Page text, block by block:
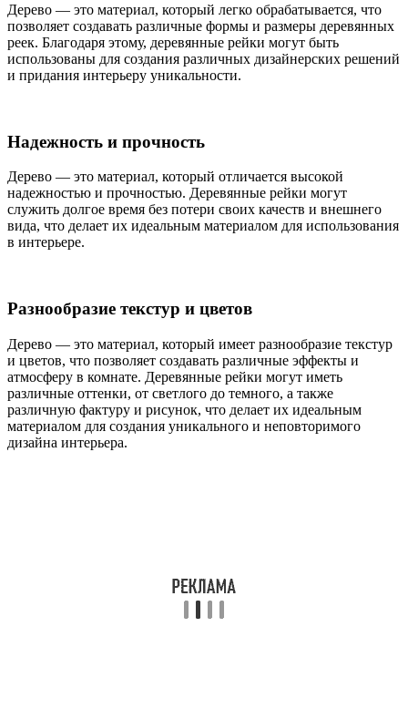
Дерево — это материал, который легко обрабатывается, что
позволяет создавать различные формы и размеры деревянных
реек. Благодаря этому, деревянные рейки могут быть
использованы для создания различных дизайнерских решений
и придания интерьеру уникальности.
Надежность и прочность
Дерево — это материал, который отличается высокой
надежностью и прочностью. Деревянные рейки могут
служить долгое время без потери своих качеств и внешнего
вида, что делает их идеальным материалом для использования
в интерьере.
Разнообразие текстур и цветов
Дерево — это материал, который имеет разнообразие текстур
и цветов, что позволяет создавать различные эффекты и
атмосферу в комнате. Деревянные рейки могут иметь
различные оттенки, от светлого до темного, а также
различную фактуру и рисунок, что делает их идеальным
материалом для создания уникального и неповторимого
дизайна интерьера.